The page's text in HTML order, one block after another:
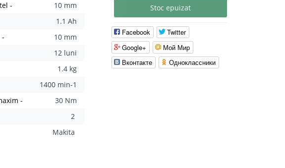
-
10 mm
1.1 Ah
-
10 mm
12 luni
1.4 kg
1400 min-1
-
30 Nm
2
Makita
Stoc epuizat
Facebook
Twitter
Google+
Мой Мир
Вконтакте
Одноклассники